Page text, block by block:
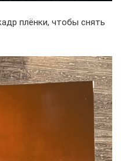
плёнки, чтобы снять